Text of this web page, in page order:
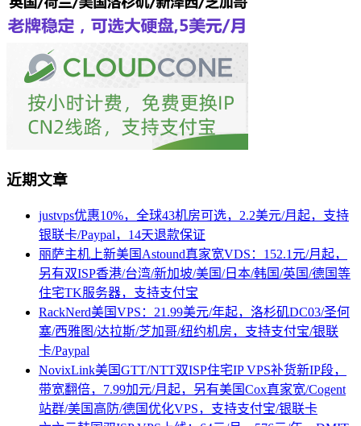
近期文章
justvps优惠10%，全球43机房可选，2.2美元/月起，支持
银联卡/Paypal，14天退款保证
丽萨主机上新美国Astound真家宽VDS：152.1元/月起，
另有双ISP香港/台湾/新加坡/美国/日本/韩国/英国/德国等
住宅TK服务器，支持支付宝
RackNerd美国VPS：21.99美元/年起，洛杉矶DC03/圣何
塞/西雅图/达拉斯/芝加哥/纽约机房，支持支付宝/银联
卡/Paypal
NovixLink美国GTT/NTT双ISP住宅IP VPS补货新IP段，
带宽翻倍，7.99加元/月起，另有美国Cox真家宽/Cogent
站群/美国高防/德国优化VPS，支持支付宝/银联卡